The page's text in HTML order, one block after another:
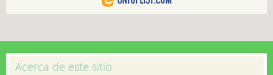
Acerca de este sitio